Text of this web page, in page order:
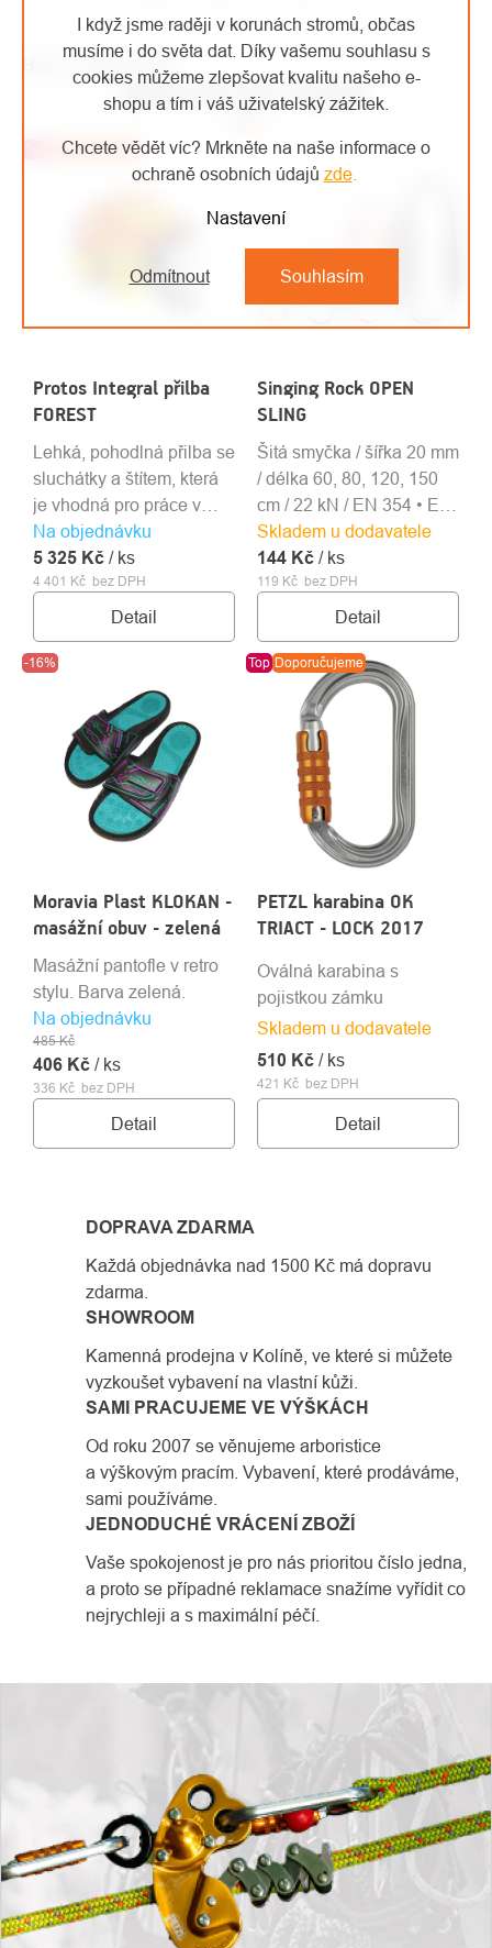
I když jsme raději v korunách stromů, občas
musíme i do světa dat. Díky vašemu souhlasu s
cookies můžeme zlepšovat kvalitu našeho e-
shopu a tím i váš uživatelský zážitek.
Chcete vědět víc? Mrkněte na naše informace o
ochraně osobních údajů zde.
Nastavení
Odmítnout Souhlasím
High-contrast mode
MOHLO BY VÁS ZAJÍMAT
Doporučujeme
Protos Integral přilba
FOREST
Na objednávku
4 401 Kč bez DPH
5 325 Kč / ks
Detail
Lehká, pohodlná přilba se
sluchátky a štítem, která
je vhodná pro práce v
lese a práce s motorovou
pilou.
Singing Rock OPEN
SLING
Skladem u dodavatele
119 Kč bez DPH
144 Kč / ks
Detail
Šitá smyčka / šířka 20 mm
/ délka 60, 80, 120, 150
cm / 22 kN / EN 354 • EN
566 • EN 795B
-16%
Moravia Plast KLOKAN -
masážní obuv - zelená
Na objednávku
336 Kč bez DPH
485 Kč
406 Kč / ks
Detail
Masážní pantofle v retro
stylu. Barva zelená.
Top Doporučujeme
PETZL karabina OK
TRIACT - LOCK 2017
Skladem u dodavatele
421 Kč bez DPH
510 Kč / ks
Detail
Oválná karabina s
pojistkou zámku
DOPRAVA ZDARMA
Každá objednávka nad 1500 Kč má dopravu
zdarma.
SHOWROOM
Kamenná prodejna v Kolíně, ve které si můžete
vyzkoušet vybavení na vlastní kůži.
SAMI PRACUJEME VE VÝŠKÁCH
Od roku 2007 se věnujeme arboristice
a výškovým pracím. Vybavení, které prodáváme,
sami používáme.
JEDNODUCHÉ VRÁCENÍ ZBOŽÍ
Vaše spokojenost je pro nás prioritou číslo jedna,
a proto se případné reklamace snažíme vyřídit co
nejrychleji a s maximální péčí.